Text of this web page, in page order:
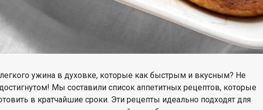
ужина в духовке, которые как быстрым и вкусным? Не
Мы составили список аппетитных рецептов, которые
в кратчайшие сроки. Эти рецепты идеально подходят для